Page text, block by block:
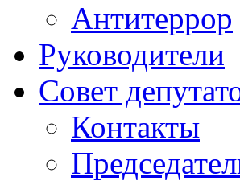
Антитеррор
Руководители
Совет
Контакты